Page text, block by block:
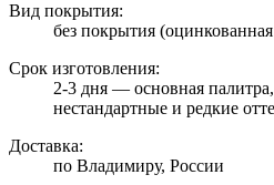
Вид покрытия:
без покрытия
Срок изготовления:
2-3 дня — основная
нестандартные и редкие
Доставка:
по Владимиру, России